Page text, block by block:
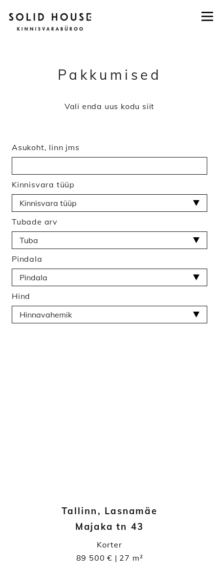
Main navigation
Pakkumised
Vali enda uus kodu siit
Asukoht, linn jms
Kinnisvara tüüp
Tubade arv
Pindala
Hind
Tallinn, Lasnamäe
Majaka tn 43
Korter
89 500 € | 27 m²